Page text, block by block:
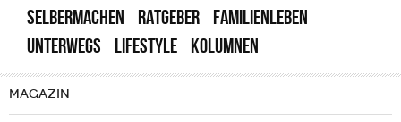
SELBERMACHEN RATGEBER
FAMILIENLEBEN
UNTERWEGS
LIFESTYLE KOLUMNEN
MAGAZIN